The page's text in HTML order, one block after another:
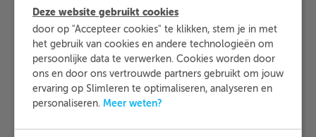
Deze website gebruikt cookies
door op "Accepteer cookies" te klikken, stem je in met
het gebruik van cookies en andere technologieën om
persoonlijke data te verwerken. Cookies worden door
ons en door ons vertrouwde partners gebruikt om jouw
ervaring op Slimleren te optimaliseren, analyseren en
personaliseren. Meer weten?